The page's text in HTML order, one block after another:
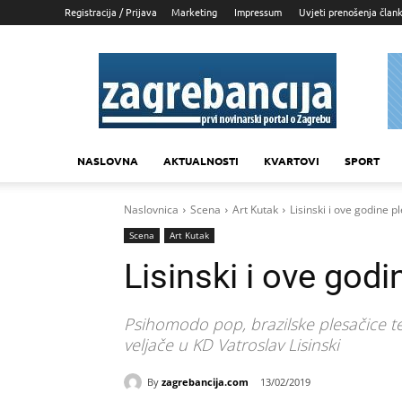
Registracija / Prijava Marketing Impressum Uvjeti prenošenja
Zagrebancija
NASLOVNA AKTUALNOSTI KVARTOVI SPORT
Naslovnica Scena Art Kutak Lisinski i ove godine
Scena Art Kutak
Lisinski i ove
Psihomodo pop, brazilske plesačice
veljače u KD Vatroslav Lisinski
By zagrebancija.com 13/02/2019